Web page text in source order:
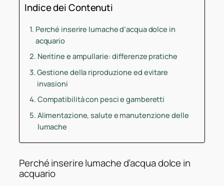
Indice dei Contenuti
Perché inserire lumache d’acqua dolce in
acquario
Neritine e ampullarie: differenze pratiche
Gestione della riproduzione ed evitare
invasioni
Compatibilità con pesci e gamberetti
Alimentazione, salute e manutenzione delle
lumache
Perché inserire lumache d’acqua dolce in
acquario